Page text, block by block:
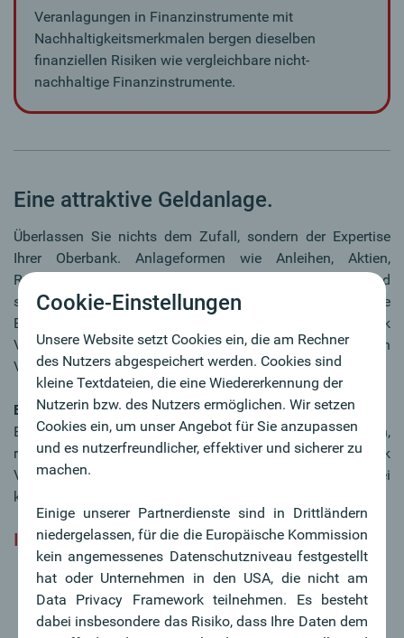
Veranlagungen in Finanzinstrumente mit
Nachhaltigkeitsmerkmalen bergen dieselben
finanziellen Risiken wie vergleichbare nicht-
nachhaltige Finanzinstrumente.
Eine attraktive Geldanlage.
Überlassen Sie nichts dem Zufall, sondern der Expertise
Ihrer Oberbank. Anlageformen wie Anleihen, Aktien,
Rohstoffe, Gold und sonstige Veranlagungen sind
schwankungsintensiv und benötigen daher langfristige
Erfahrung und laufende Betreuung. Das Oberbank
Vermögensmanagement ist ein
Vermögensverwaltungsprodukt auf Fondsbasis.
Eine attraktive Geldanlage.
Eine Geldanlage, die auch für Sparer:innen von kleinen,
regelmäßigen Beträgen attraktiv ist. Denn das Oberbank
Vermögensmanagement ermöglicht – auch schon bei
kleineren Beträgen – eine breite Streuung.
Ihre Chancen auf einen Blick:
Ertragschancen maximal nutzen
Expert:innen
kümmern sich um Ihr Investment
Breite Streuungüber verschiedene Anlageklassen
Cookie-Einstellungen
Unsere Website setzt Cookies ein, die am Rechner
des Nutzers abgespeichert werden. Cookies sind
kleine Textdateien, die eine Wiedererkennung der
Nutzerin bzw. des Nutzers ermöglichen. Wir setzen
Cookies ein, um unser Angebot für Sie anzupassen
und es nutzerfreundlicher, effektiver und sicherer zu
machen.
Einige unserer Partnerdienste sind in Drittländern
niedergelassen, für die die Europäische Kommission
kein angemessenes Datenschutzniveau festgestellt
hat oder Unternehmen in den USA, die nicht am
Data Privacy Framework teilnehmen. Es besteht
dabei insbesondere das Risiko, dass Ihre Daten dem